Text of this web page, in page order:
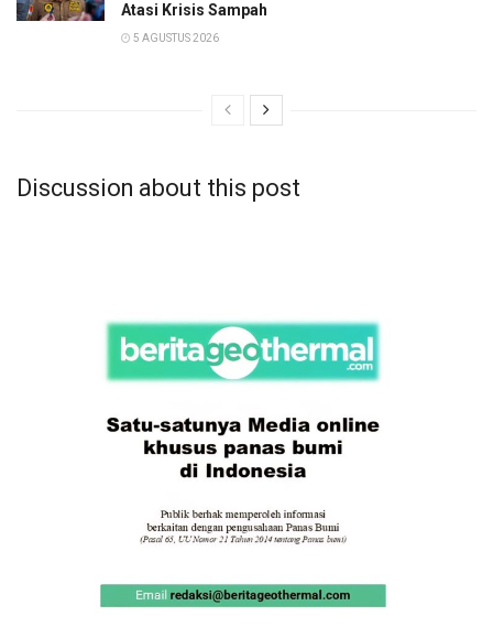
Atasi Krisis Sampah
5 AGUSTUS 2026
Discussion about this post